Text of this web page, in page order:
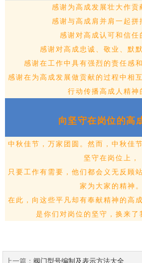
感谢为高成发展壮大作贡
感谢与高成 肩并肩一起拼
感谢对高成认可和信任
感谢对高成忠诚、敬业、默
感谢在工作中具有强烈的责任感
感谢在为高成发展做贡献的过程中相
行动传播高成 人精神
向坚守在岗位的高
中秋佳节，万家团圆。然而，中秋佳
坚守在岗位上，
只要工作有需要，他们都会义无反顾
家为大家的精神。
在此，向这些平凡却有奉献精神的高成
是你们对岗位的坚守，换来了
上一篇： 阀门型号编制及表示方法大全...